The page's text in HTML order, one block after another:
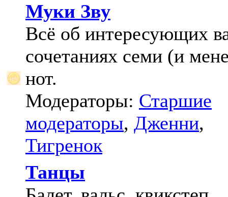
Муки Зву
Всё об интересующих
сочетаниях семи (и
нот.
Модераторы: Старшие
модераторы, Дженни,
Тигренок
Танцы